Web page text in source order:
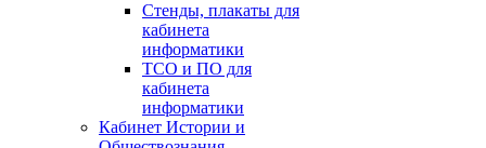
Стенды, плакаты для
кабинета
информатики
ТСО и ПО для
кабинета
информатики
Кабинет Истории и